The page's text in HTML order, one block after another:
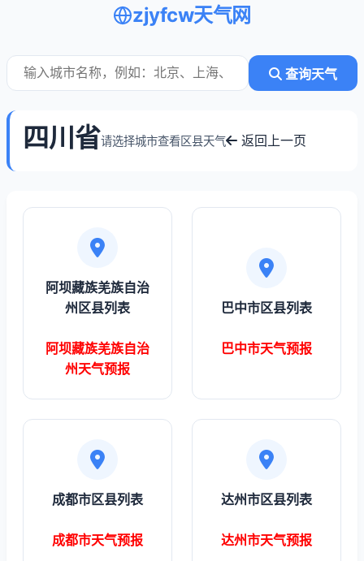
zjyfcw天气网
查询天气
四川省请选择城市查看区县天气 返回上一页
阿坝藏族羌族自治
州区县列表
阿坝藏族羌族自治
州天气预报
巴中市区县列表
巴中市天气预报
成都市区县列表
成都市天气预报
达州市区县列表
达州市天气预报